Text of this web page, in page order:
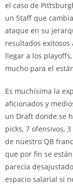
el caso de
un Staff que
ataque en su
resultados
llegar a los
mucho para el
Es muchísima la
aficionados y
un Draft donde se
picks, 7 ofensivos,
de nuestro QB
que por fin se
parecía
espacio salarial si